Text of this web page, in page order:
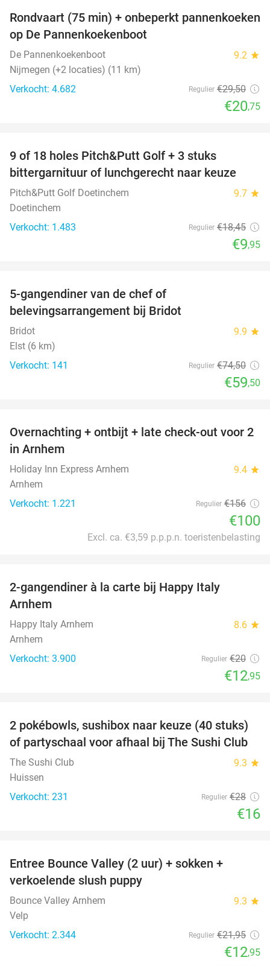
30%
Rondvaart (75 min) + onbeperkt pannenkoeken
op De Pannenkoekenboot
De Pannenkoekenboot 9.2 star
Nijmegen (+2 locaties) (11 km)
Verkocht: 4.682
Regulier €29,50
€20,75
9 of 18 holes Pitch&Putt Golf + 3 stuks
bittergarnituur of lunchgerecht naar keuze
Pitch&Putt Golf Doetinchem 9.7 star
Doetinchem
Verkocht: 1.483
Regulier €18,45
€9,95
5-gangendiner van de chef of
belevingsarrangement bij Bridot
Bridot 9.9 star
Elst (6 km)
Verkocht: 141
Regulier €74,50
€59,50
36%
Overnachting + ontbijt + late check-out voor 2
in Arnhem
Holiday Inn Express Arnhem 9.4 star
Arnhem
Verkocht: 1.221
Regulier €156
€100
Excl. ca. €3,59 p.p.p.n. toeristenbelasting
2-gangendiner à la carte bij Happy Italy
Arnhem
Happy Italy Arnhem 8.6 star
Arnhem
Verkocht: 3.900
Regulier €20
€12,95
43%
2 pokébowls, sushibox naar keuze (40 stuks)
of partyschaal voor afhaal bij The Sushi Club
The Sushi Club 9.3 star
Huissen
Verkocht: 231
Regulier €28
€16
Entree Bounce Valley (2 uur) + sokken +
verkoelende slush puppy
Bounce Valley Arnhem 9.3 star
Velp
Verkocht: 2.344
Regulier €21,95
€12,95